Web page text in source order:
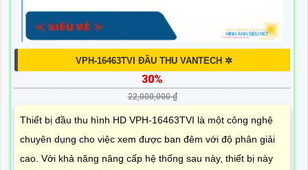
VPH-16463TVI ĐẦU THU VANTECH ✲
30%
22,000,000 ₫
Thiết bị đầu thu hình HD VPH-16463TVI là một công nghệ
chuyên dụng cho việc xem được ban đêm với độ phân giải
cao. Với khả năng nâng cấp hệ thống sau này, thiết bị này